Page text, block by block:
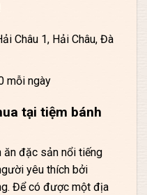
Châu 1, Hải Châu, Đà
mỗi ngày
tại tiệm bánh
ăn đặc sản nổi tiếng
yêu thích bởi
Để có được một địa